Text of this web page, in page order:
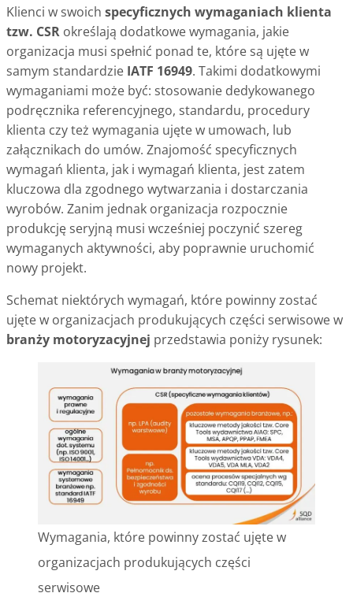
Klienci w swoich specyficznych wymaganiach klienta
tzw. CSR określają dodatkowe wymagania, jakie
organizacja musi spełnić ponad te, które są ujęte w
samym standardzie IATF 16949. Takimi dodatkowymi
wymaganiami może być: stosowanie dedykowanego
podręcznika referencyjnego, standardu, procedury
klienta czy też wymagania ujęte w umowach, lub
załącznikach do umów. Znajomość specyficznych
wymagań klienta, jak i wymagań klienta, jest zatem
kluczowa dla zgodnego wytwarzania i dostarczania
wyrobów. Zanim jednak organizacja rozpocznie
produkcję seryjną musi wcześniej poczynić szereg
wymaganych aktywności, aby poprawnie uruchomić
nowy projekt.
Schemat niektórych wymagań, które powinny zostać
ujęte w organizacjach produkujących części serwisowe w
branży motoryzacyjnej przedstawia poniży rysunek:
Wymagania, które powinny zostać ujęte w
organizacjach produkujących części
serwisowe